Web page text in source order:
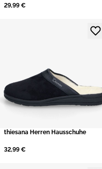
29,99 €
thiesana Herren Hausschuhe
32,99 €